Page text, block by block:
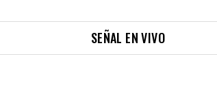
SEÑAL EN VIVO